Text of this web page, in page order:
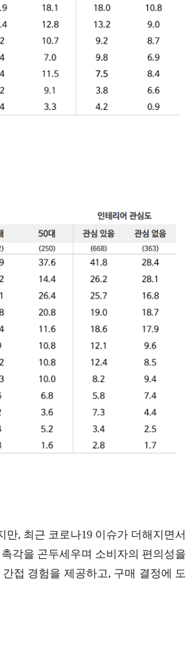
, 최근 코로나19 이슈가 더해지면서
각을 곤두세우며 소비자의 편의성을
접 경험을 제공하고, 구매 결정에 도